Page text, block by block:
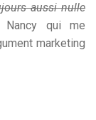
aussi nulle
Nancy qui me
marketing